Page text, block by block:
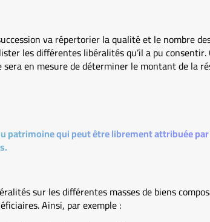
va répertorier la qualité et le nombre
les différentes libéralités qu’il a pu consentir.
en mesure de déterminer le montant de la
patrimoine qui peut être librement attribuée
sur les différentes masses de biens
Ainsi, par exemple :